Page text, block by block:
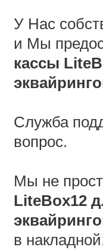
У Нас
и Мы
кассы
Служба
вопрос.
Мы не
LiteBox12
в